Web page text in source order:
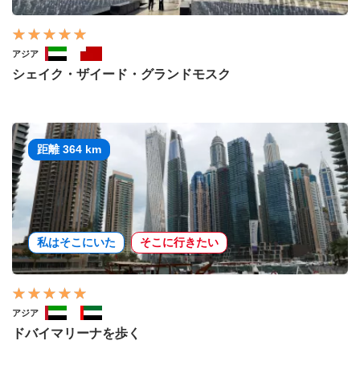
アジア
シェイク・ザイード・グランドモスク
距離 364 km
私はそこにいた そこに行きたい
アジア
ドバイマリーナを歩く